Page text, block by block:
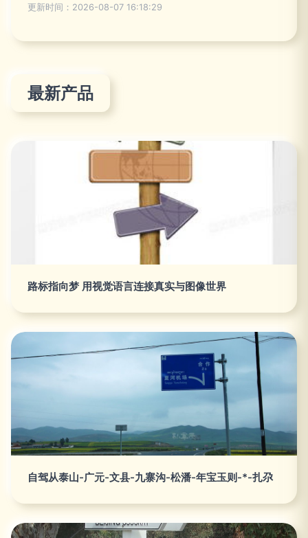
更新时间：2026-08-07 16:18:29
最新产品
路标指向梦 用视觉语言连接真实与图像世界
自驾从泰山-广元-文县-九寨沟-松潘-年宝玉则-*-扎尕